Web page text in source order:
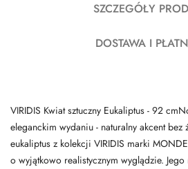
SZCZEGÓŁY
DOSTAWA I
VIRIDIS Kwiat sztuczny Eukaliptus - 92
eleganckim wydaniu - naturalny akcent bez
eukaliptus z kolekcji VIRIDIS marki
o wyjątkowo realistycznym wyglądzie.